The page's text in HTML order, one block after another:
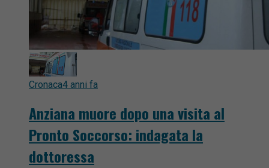
Cronaca4 anni fa
Anziana muore dopo una visita al
Pronto Soccorso: indagata la
dottoressa